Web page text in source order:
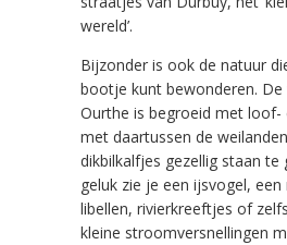
wereld’.
Bijzonder is ook de natuur
bootje kunt bewonderen. De
Ourthe is begroeid met loof-
met daartussen de
dikbilkalfjes gezellig staan te
geluk zie je een ijsvogel, een
libellen, rivierkreeftjes of
kleine stroomversnellingen